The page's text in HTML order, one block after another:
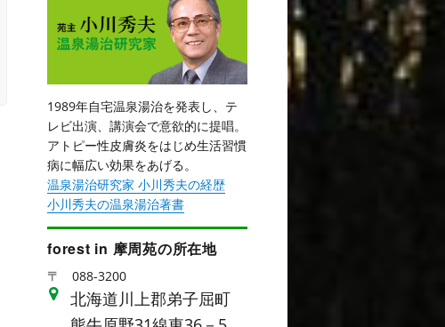
1989年自宅温泉湯治を発表し、テ
レビ出演、講演会で意欲的に提唱。
アトピー性皮膚炎をはじめ生活習慣
病に幅広い効果をあげる。
温泉湯治研究家 小川秀夫の経歴
小川秀夫の温泉湯治著書
forest in 摩周苑の所在地
〒 088-3200
北海道川上郡弟子屈町